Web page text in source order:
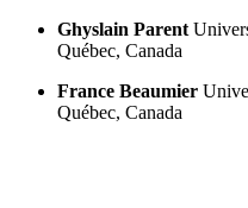
Ghyslain Parent
Québec, Canada
France Beaumier
Québec, Canada